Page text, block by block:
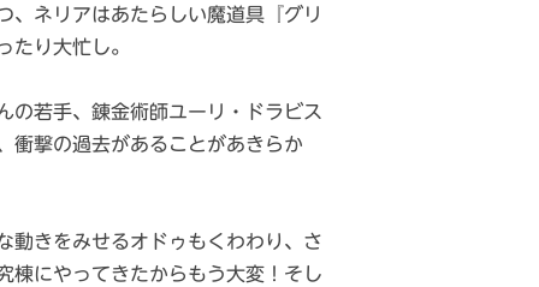
、ネリアはあたらしい魔道具『グリ
たり大忙し。
の若手、錬金術師ユーリ・ドラビス
衝撃の過去があることがあきらか
動きをみせるオドゥもくわわり、さ
棟にやってきたからもう大変！そし